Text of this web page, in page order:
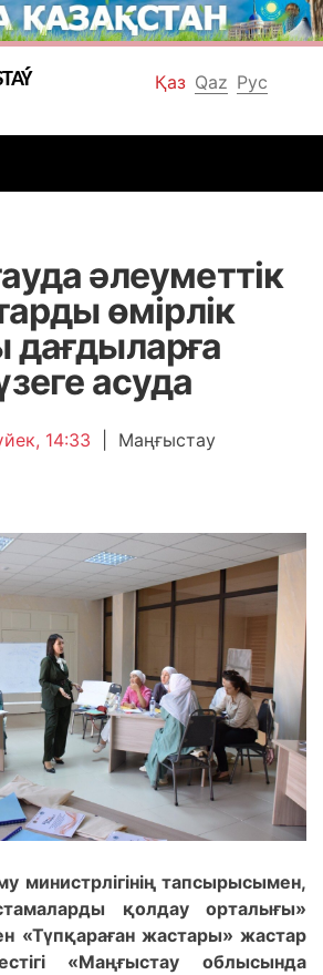
Қаз Qaz Рус
әлеуметтік
өмірлік
асуда
14:33
Маңғыстау
министрлігінің тапсырысымен,
қолдау орталығы»
«Түпқараған жастары» жастар
«Маңғыстау облысында